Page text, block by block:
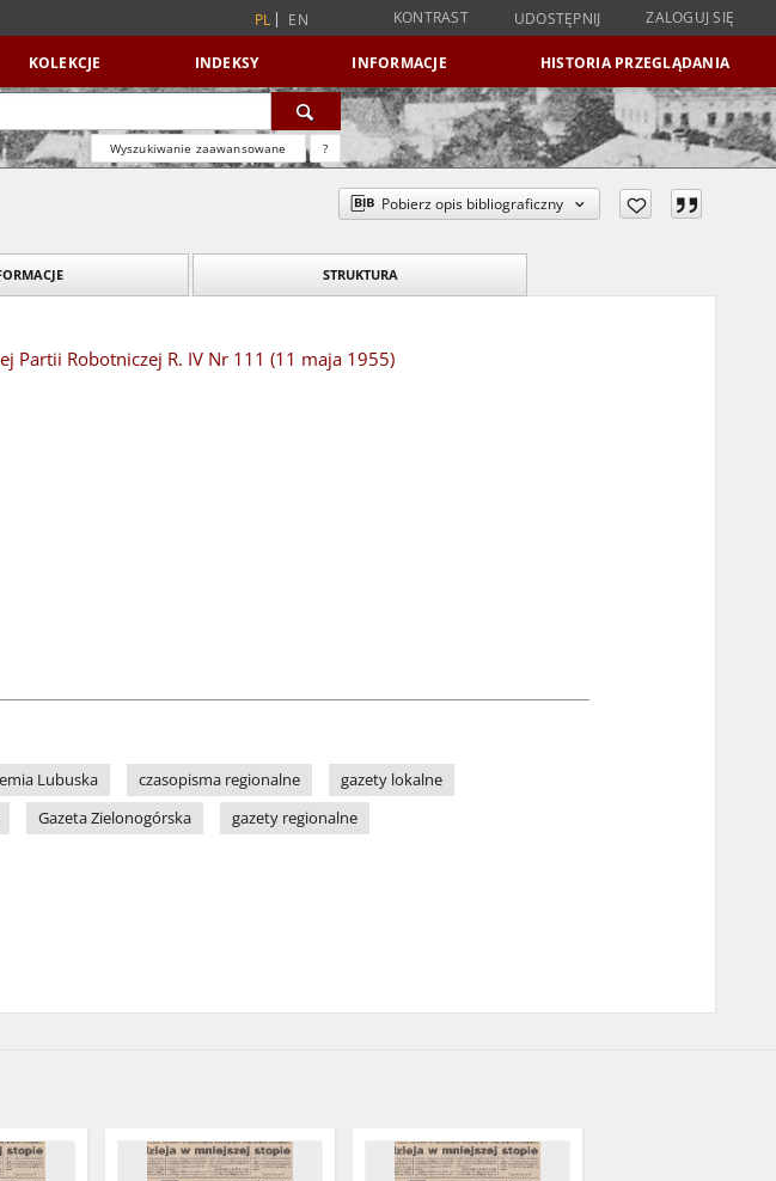
PL EN KONTRAST UDOSTĘPNIJ ZALOGUJ SIĘ
KOLEKCJE INDEKSY INFORMACJE HISTORIA PRZEGLĄDANIA
Wyszukiwanie zaawansowane ?
Pobierz opis bibliograficzny
STRUKTURA
Partii Robotniczej R. IV Nr 111 (11 maja 1955)
Lubuska czasopisma regionalne
gazety lokalne
Gazeta Zielonogórska gazety regionalne